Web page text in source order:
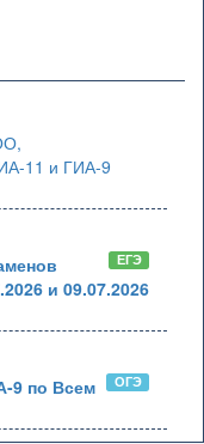
11 и ГИА-9
ЕГЭ
и 09.07.2026
ОГЭ
9 по Всем